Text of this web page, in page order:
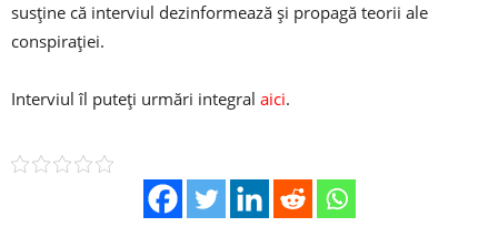
susține că interviul dezinformează și propagă teorii ale
conspirației.
Interviul îl puteți urmări integral aici.